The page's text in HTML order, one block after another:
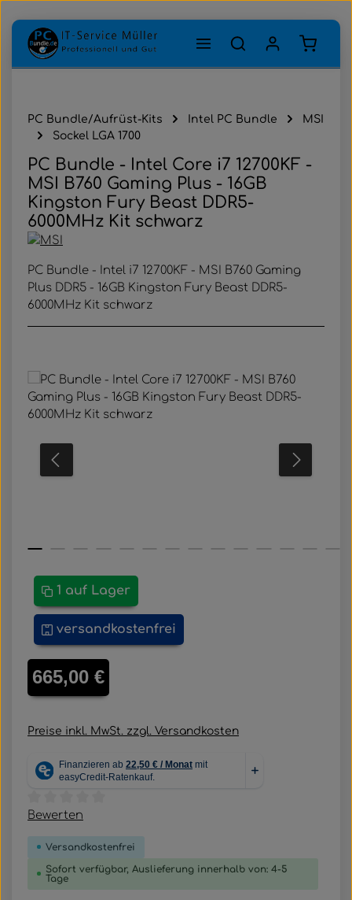
Zum Hauptinhalt springen
PC Bundle/Aufrüst-Kits Intel PC Bundle
MSI
Sockel LGA 1700
PC Bundle - Intel Core i7 12700KF -
MSI B760 Gaming Plus - 16GB
Kingston Fury Beast DDR5-
6000MHz Kit schwarz
PC Bundle - Intel i7 12700KF - MSI B760 Gaming
Plus DDR5 - 16GB Kingston Fury Beast DDR5-
6000MHz Kit schwarz
Bildergalerie überspringen
1 auf Lager
versandkostenfrei
665,00 €
Preise inkl. MwSt. zzgl. Versandkosten
Durchschnittliche Bewertung von 0 von 5 Sternen
Bewerten
Versandkostenfrei
Sofort verfügbar, Auslieferung innerhalb von: 4-5
Tage